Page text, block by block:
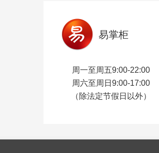
易掌柜
周一至周五9:00-22:00
周六至周日9:00-17:00
（除法定节假日以外）